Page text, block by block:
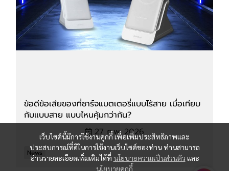
ข้อดีข้อเสียของที่ชาร์จแบตเตอรี่แบบไร้สาย เมื่อเทียบ
กับแบบสาย แบบไหนคุ้มกว่ากัน?
27 ก.พ. 2026
News
เว็บไซต์นี้มีการใช้งานคุกกี้ เพื่อเพิ่มประสิทธิภาพและ
ประสบการณ์ที่ดีในการใช้งานเว็บไซต์ของท่าน ท่านสามารถ
อ่านรายละเอียดเพิ่มเติมได้ที่ นโยบายความเป็นส่วนตัว และ
นโยบายคุกกี้